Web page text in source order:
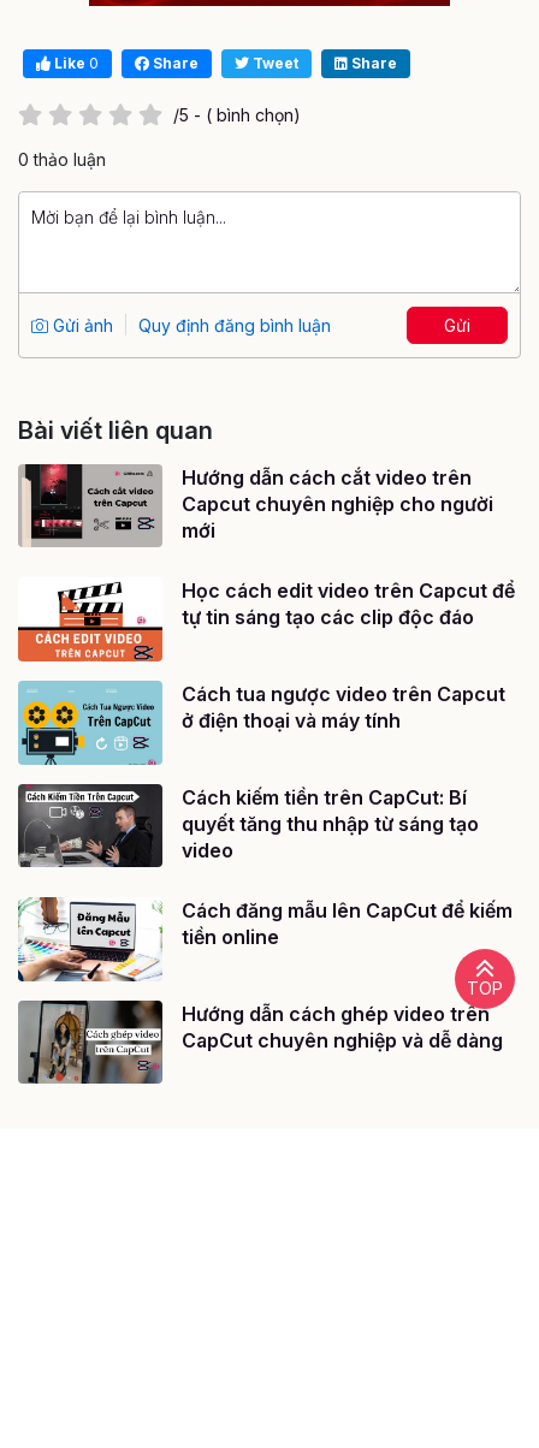
Like 0 Share Tweet Share
/5 - ( bình chọn)
0 thảo luận
Gửi ảnh Quy định đăng bình luận Gửi
Bài viết liên quan
Hướng dẫn cách cắt video trên
Capcut chuyên nghiệp cho người
mới
Học cách edit video trên Capcut để
tự tin sáng tạo các clip độc đáo
Cách tua ngược video trên Capcut
ở điện thoại và máy tính
Cách kiếm tiền trên CapCut: Bí
quyết tăng thu nhập từ sáng tạo
video
Cách đăng mẫu lên CapCut để kiếm
tiền online
Hướng dẫn cách ghép video trên
CapCut chuyên nghiệp và dễ dàng
TOP